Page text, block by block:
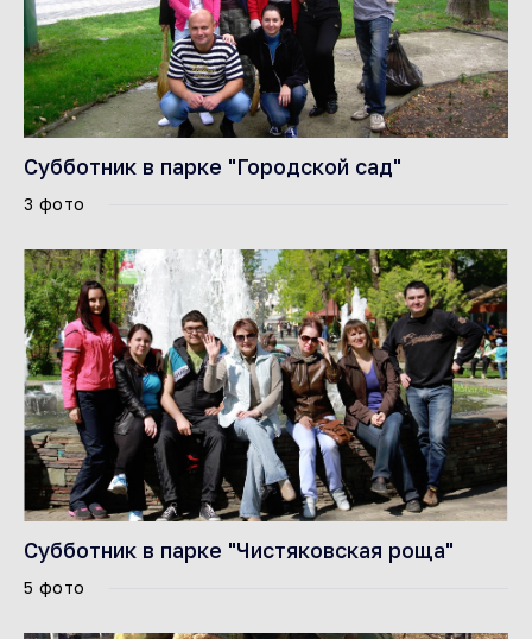
Субботник в парке "Городской сад"
3 фото
Субботник в парке "Чистяковская роща"
5 фото